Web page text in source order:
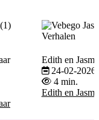
Verhalen
Edith en
24-02-2026
4 min.
Edith en